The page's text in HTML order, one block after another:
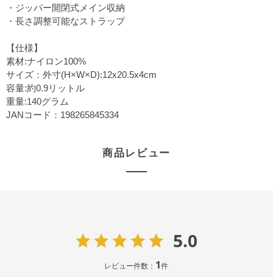
・ジッパー開閉式メイン収納
・長さ調整可能なストラップ
【仕様】
素材:ナイロン100%
サイズ：外寸(H×W×D):12x20.5x4cm
容量:約0.9リットル
重量:140グラム
JANコード：198265845334
商品レビュー
5.0
レビュー件数： 1件